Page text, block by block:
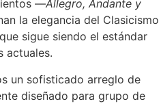
—Allegro, Andante y
la elegancia del Clasicismo
sigue siendo el estándar
actuales.
un sofisticado arreglo de
diseñado para grupo de